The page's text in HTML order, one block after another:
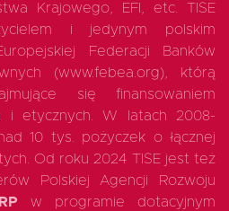
Krajowego, EFI, etc. TISE
i jedynym polskim
Federacji Banków
(www.febea.org), którą
się finansowaniem
i etycznych. W latach 2008-
10 tys. pożyczek o łącznej
Od roku 2024 TISE jest też
Polskiej Agencji Rozwoju
w programie dotacyjnym